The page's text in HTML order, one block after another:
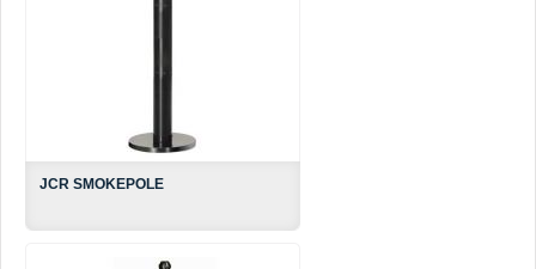
JCR SMOKEPOLE